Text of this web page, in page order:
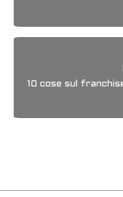
10 cose sul